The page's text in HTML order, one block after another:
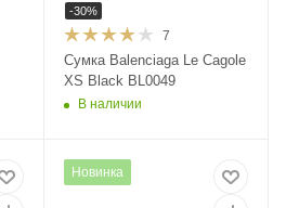
7
Сумка Balenciaga Le Cagole
XS Black BL0049
В наличии
-30%
Новинка